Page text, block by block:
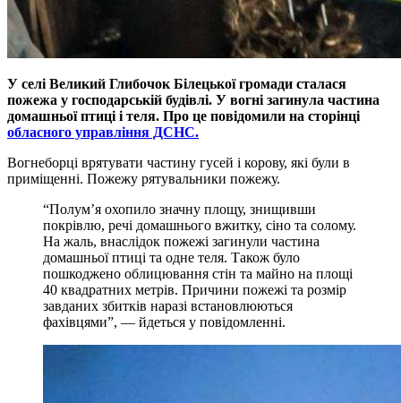
У селі Великий Глибочок Білецької громади сталася
пожежа у господарській будівлі. У вогні загинула частина
домашньої птиці і теля. Про це повідомили на сторінці
обласного управління ДСНС.
Вогнеборці врятувати частину гусей і корову, які були в
приміщенні. Пожежу рятувальники пожежу.
“Полум’я охопило значну площу, знищивши
покрівлю, речі домашнього вжитку, сіно та солому.
На жаль, внаслідок пожежі загинули частина
домашньої птиці та одне теля. Також було
пошкоджено облицювання стін та майно на площі
40 квадратних метрів. Причини пожежі та розмір
завданих збитків наразі встановлюються
фахівцями”, — йдеться у повідомленні.